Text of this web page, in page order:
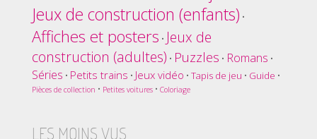
Jeux de construction (enfants) •
Affiches et posters • Jeux de
construction (adultes) • Puzzles • Romans •
Séries • Petits trains • Jeux vidéo • Tapis de jeu • Guide •
Pièces de collection • Petites voitures• Coloriage
LES MOINS VUS